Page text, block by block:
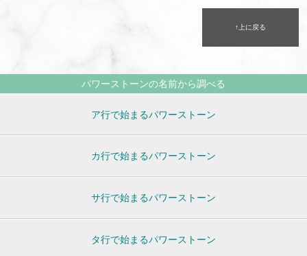
↑上に戻る
パワーストーンの名前から調べる
ア行で始まるパワーストーン
カ行で始まるパワーストーン
サ行で始まるパワーストーン
タ行で始まるパワーストーン